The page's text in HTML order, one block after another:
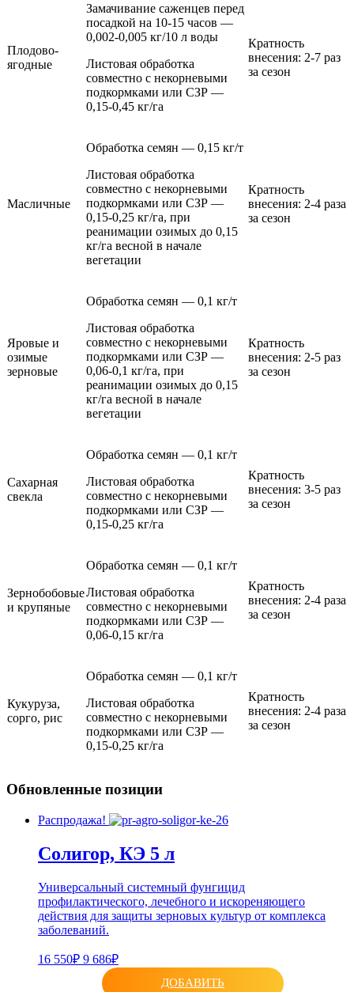
Плодово-
ягодные
Замачивание саженцев перед
посадкой на 10-15 часов —
0,002-0,005 кг/10 л воды
Листовая обработка
совместно с некорневыми
подкормками или СЗР —
0,15-0,45 кг/га
Кратность
внесения: 2-7 раз
за сезон
Масличные
Обработка семян — 0,15 кг/т
Листовая обработка
совместно с некорневыми
подкормками или СЗР —
0,15-0,25 кг/га, при
реанимации озимых до 0,15
кг/га весной в начале
вегетации
Кратность
внесения: 2-4 раза
за сезон
Яровые и
озимые
зерновые
Обработка семян — 0,1 кг/т
Листовая обработка
совместно с некорневыми
подкормками или СЗР —
0,06-0,1 кг/га, при
реанимации озимых до 0,15
кг/га весной в начале
вегетации
Кратность
внесения: 2-5 раз
за сезон
Сахарная
свекла
Обработка семян — 0,1 кг/т
Листовая обработка
совместно с некорневыми
подкормками или СЗР —
0,15-0,25 кг/га
Кратность
внесения: 3-5 раз
за сезон
Зернобобовые
и крупяные
Обработка семян — 0,1 кг/т
Листовая обработка
совместно с некорневыми
подкормками или СЗР —
0,06-0,15 кг/га
Кратность
внесения: 2-4 раза
за сезон
Кукуруза,
сорго, рис
Обработка семян — 0,1 кг/т
Листовая обработка
совместно с некорневыми
подкормками или СЗР —
0,15-0,25 кг/га
Кратность
внесения: 2-4 раза
за сезон
Обновленные позиции
Распродажа!
Солигор, КЭ 5 л
Универсальный системный фунгицид
профилактического, лечебного и искореняющего
действия для защиты зерновых культур от комплекса
заболеваний.
16 550₽ 9 686₽
ДОБАВИТЬ